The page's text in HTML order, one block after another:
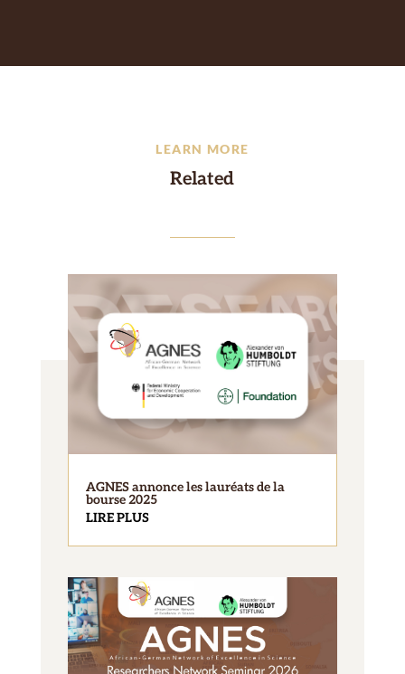
LEARN MORE
Related
AGNES annonce les lauréats de la
bourse 2025
LIRE PLUS